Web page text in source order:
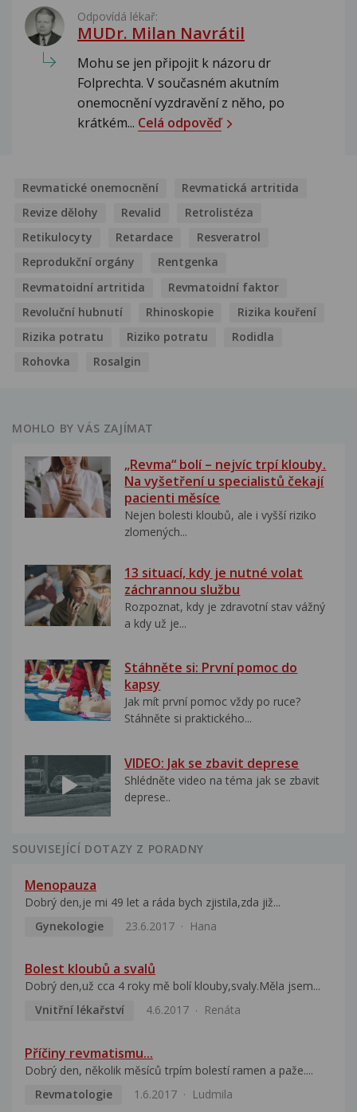
Odpovídá lékař:
MUDr. Milan Navrátil
Mohu se jen připojit k názoru dr
Folprechta. V současném akutním
onemocnění vyzdravění z něho, po
krátkém... Celá odpověď
Revmatické onemocnění
Revmatická artritida
Revize dělohy
Revalid
Retrolistéza
Retikulocyty
Retardace
Resveratrol
Reprodukční orgány
Rentgenka
Revmatoidní artritida
Revmatoidní faktor
Revoluční hubnutí
Rhinoskopie
Rizika kouření
Rizika potratu
Riziko potratu
Rodidla
Rohovka
Rosalgin
MOHLO BY VÁS ZAJÍMAT
„Revma“ bolí – nejvíc trpí klouby.
Na vyšetření u specialistů čekají
pacienti měsíce
Nejen bolesti kloubů, ale i vyšší riziko
zlomených...
13 situací, kdy je nutné volat
záchrannou službu
Rozpoznat, kdy je zdravotní stav vážný
a kdy už je...
Stáhněte si: První pomoc do
kapsy
Jak mít první pomoc vždy po ruce?
Stáhněte si praktického...
VIDEO: Jak se zbavit deprese
Shlédněte video na téma jak se zbavit
deprese..
SOUVISEJÍCÍ DOTAZY Z PORADNY
Menopauza
Dobrý den,je mi 49 let a ráda bych zjistila,zda již...
Gynekologie
23.6.2017 Hana
Bolest kloubů a svalů
Dobrý den,už cca 4 roky mě bolí klouby,svaly.Měla jsem...
Vnitřní lékařství
4.6.2017 Renáta
Příčiny revmatismu...
Dobrý den, několik měsíců trpím bolestí ramen a paže....
Revmatologie
1.6.2017 Ludmila